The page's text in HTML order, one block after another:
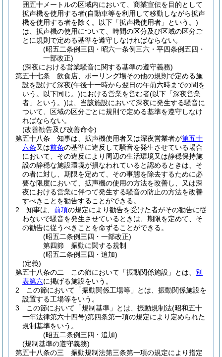
囲五十メートルの区域内において、商業宣伝を目的として
拡声機を使用する者(自動車等を利用して移動しながら拡声
機を使用する者を除く。以下「拡声機使用者」という。)
は、拡声機の使用について、時間の区分及び区域の区分ご
とに規則で定める基準を遵守しなければならない。
(昭五二条例三四・昭六一条例三六・平四条例五四・
一部改正)
(深夜における営業騒音に関する基準の遵守義務)
第五十七条
飲食店、ボーリング場その他の規則で定める施
設を設けて深夜(午後十一時から翌日の午前六時までの間を
いう。以下同じ。)における営業を営む者(以下「深夜営業
者」という。)は、当該施設において深夜に発生する騒音に
ついて、区域の区分ごとに規則で定める基準を遵守しなけ
ればならない。
(改善勧告及び改善命令)
第五十八条
知事は、拡声機使用者又は深夜営業者が第五十
六条又は前条の基準に違反して騒音を発生させている場合
において、その違反により周辺の生活環境又は静穏保持施
設の静穏な施設環境が損なわれていると認めるときは、そ
の者に対し、期限を定めて、その事態を除去するために必
要な限度において、拡声機の使用の方法を改善し、又は深
夜における営業に伴つて発生する騒音の防止の方法を改善
すべきことを勧告することができる。
2
知事は、 前項の規定により勧告を受けた者がその勧告に従
わないで騒音を発生させているときは、期限を定めて、そ
の勧告に従うべきことを命ずることができる。
(昭五二条例三四・一部改正)
第四節
振動に関する規制
(昭五二条例三四・追加)
(定義)
第五十八条の二
この節において「振動関係施設」とは、 別
表第六に掲げる施設をいう。
2
この節において「振動関係工場等」とは、振動関係施設を
設置する工場等をいう。
3
この節において「規制基準」とは、振動規制法(昭和五十
一年法律第六十四号)第四条第一項の規定により定められた
規制基準をいう。
(昭五二条例三四・追加)
(規制基準の遵守義務)
第五十八条の三
振動規制法第三条第一項の規定により指定